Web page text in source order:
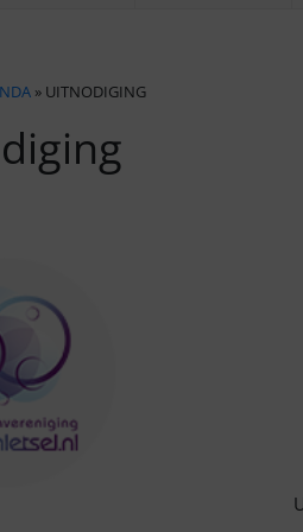
» UITNODIGING